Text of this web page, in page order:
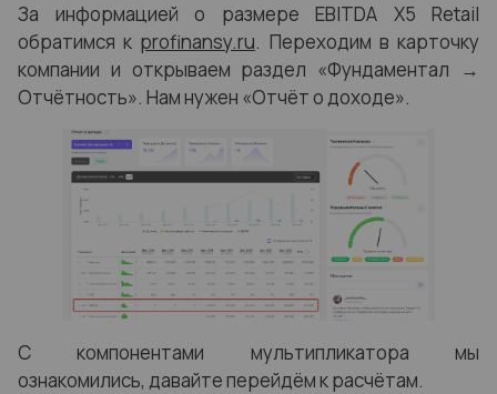
За информацией о размере EBITDA X5 Retail
обратимся к profinansy.ru. Переходим в карточку
компании и открываем раздел «Фундаментал →
Отчётность». Нам нужен «Отчёт о доходе».
С компонентами мультипликатора мы
ознакомились, давайте перейдём к расчётам.